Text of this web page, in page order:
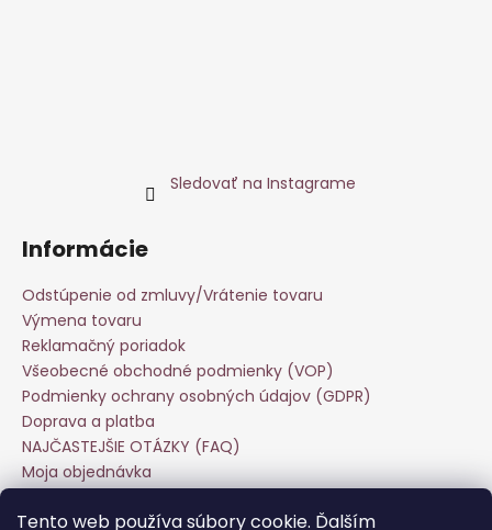
Tento web používa súbory cookie. Ďalším
Sledovať na Instagrame
Informácie
Odstúpenie od zmluvy/Vrátenie tovaru
Výmena tovaru
Reklamačný poriadok
Všeobecné obchodné podmienky (VOP)
Podmienky ochrany osobných údajov (GDPR)
Doprava a platba
NAJČASTEJŠIE OTÁZKY (FAQ)
Moja objednávka
Veľkoobchod